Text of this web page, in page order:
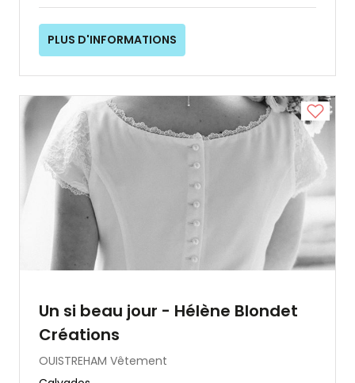
PLUS D'INFORMATIONS
Un si beau jour - Hélène Blondet
Créations
OUISTREHAM Vêtement